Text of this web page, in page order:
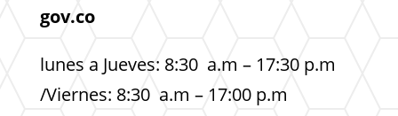
gov.co
lunes a Jueves: 8:30 a.m – 17:30 p.m
/Viernes: 8:30 a.m – 17:00 p.m